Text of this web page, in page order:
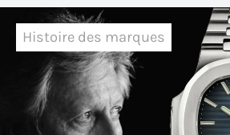
Histoire des marques